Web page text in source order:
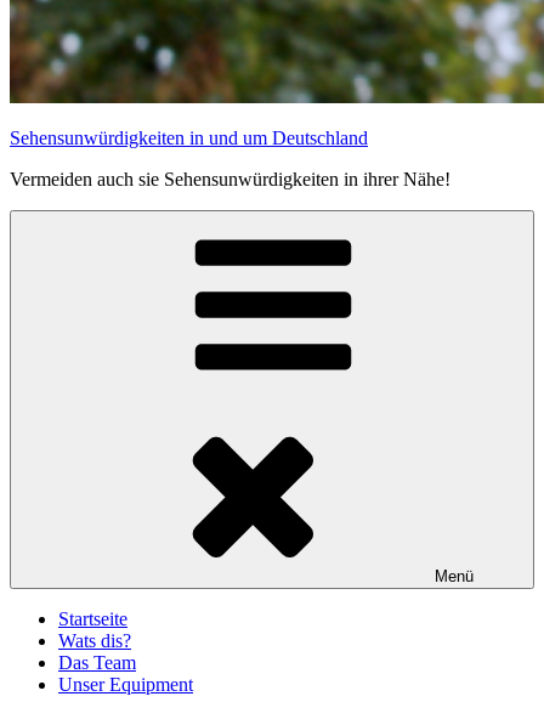
Sehensunwürdigkeiten in und um Deutschland
Vermeiden auch sie Sehensunwürdigkeiten in ihrer Nähe!
Menü
Startseite
Wats dis?
Das Team
Unser Equipment